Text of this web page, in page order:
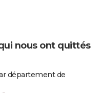
nous ont quittés
département de